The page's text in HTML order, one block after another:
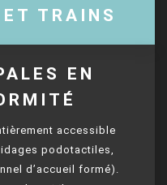
TRAINS
EN
accessible
podotactiles,
d’accueil formé).